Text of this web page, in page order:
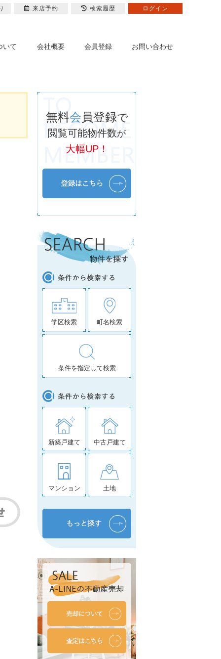
いて 会社概要 会員登録 お問い合わせ
無料会員登録で
閲覧可能物件数が
大幅UP！
学区検索 町名検索
条件を指定して検索
新築戸建て 中古戸建て
マンション 土地
来店予約 検索履歴 ログイン